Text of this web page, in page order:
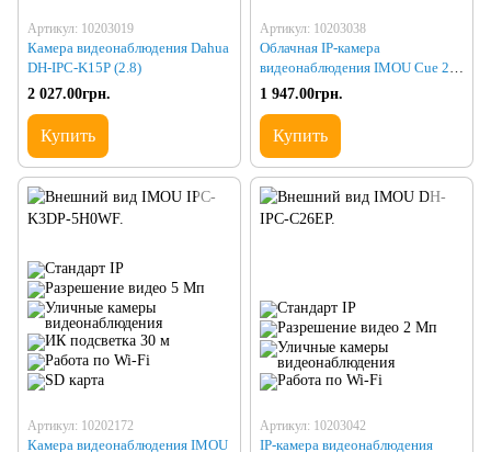
Артикул: 10203019
Камера видеонаблюдения Dahua
DH-IPC-K15P (2.8)
2 027.00грн.
Купить
Артикул: 10203038
Облачная IP-камера
видеонаблюдения IMOU Cue 2
IPC-C22EP
1 947.00грн.
Купить
Артикул: 10202172
Камера видеонаблюдения IMOU
Артикул: 10203042
IP-камера видеонаблюдения